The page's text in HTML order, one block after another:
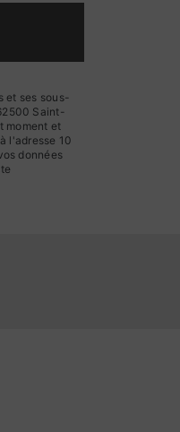
et ses sous-
Saint-
moment et
l'adresse 10
données